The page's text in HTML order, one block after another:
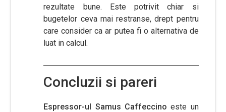
rezultate bune. Este potrivit chiar si
bugetelor ceva mai restranse, drept pentru
care consider ca ar putea fi o alternativa de
luat in calcul.
Concluzii si pareri
Espressor-ul Samus Caffeccinoeste un